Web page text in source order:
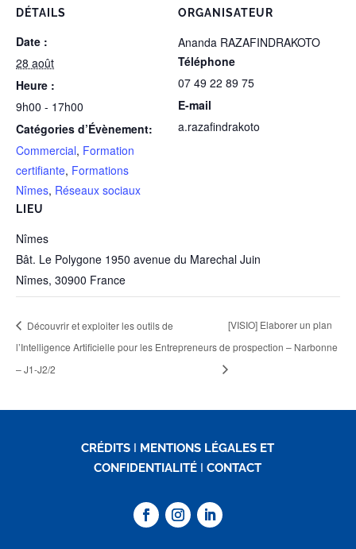
DÉTAILS
Date :
28 août
Heure :
9h00 - 17h00
Catégories d’Évènement:
Commercial, Formation
certifiante, Formations
Nîmes, Réseaux sociaux
LIEU
Nîmes
Bât. Le Polygone 1950 avenue du Marechal Juin
Nîmes, 30900 France
ORGANISATEUR
Ananda RAZAFINDRAKOTO
Téléphone
07 49 22 89 75
E-mail
a.razafindrakoto
Découvrir et exploiter les outils de
l’Intelligence Artificielle pour les Entrepreneurs
– J1-J2/2
[VISIO] Elaborer un plan
de prospection – Narbonne
CRÉDITS I MENTIONS LÉGALES ET
CONFIDENTIALITÉ ICONTACT